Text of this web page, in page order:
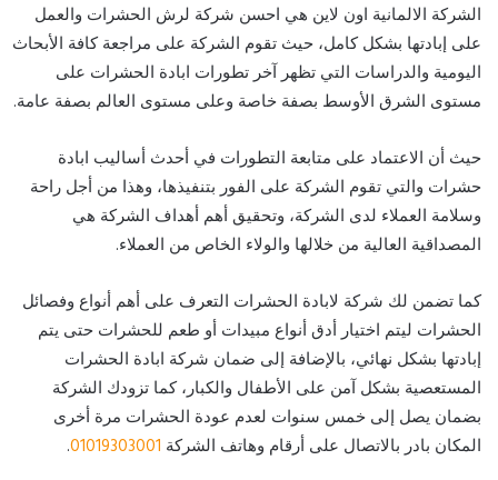
الشركة الالمانية اون لاين هي احسن شركة لرش الحشرات والعمل
على إبادتها بشكل كامل، حيث تقوم الشركة على مراجعة كافة الأبحاث
اليومية والدراسات التي تظهر آخر تطورات ابادة الحشرات على
مستوى الشرق الأوسط بصفة خاصة وعلى مستوى العالم بصفة عامة.
حيث أن الاعتماد على متابعة التطورات في أحدث أساليب ابادة
حشرات والتي تقوم الشركة على الفور بتنفيذها، وهذا من أجل راحة
وسلامة العملاء لدى الشركة، وتحقيق أهم أهداف الشركة هي
المصداقية العالية من خلالها والولاء الخاص من العملاء.
كما تضمن لك شركة لابادة الحشرات التعرف على أهم أنواع وفصائل
الحشرات ليتم اختيار أدق أنواع مبيدات أو طعم للحشرات حتى يتم
إبادتها بشكل نهائي، بالإضافة إلى ضمان شركة ابادة الحشرات
المستعصية بشكل آمن على الأطفال والكبار، كما تزودك الشركة
بضمان يصل إلى خمس سنوات لعدم عودة الحشرات مرة أخرى
المكان بادر بالاتصال على أرقام وهاتف الشركة 01019303001
.